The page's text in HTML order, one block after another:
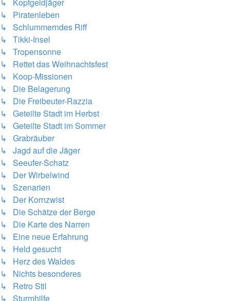
↳ Kopfgeldjäger
↳ Piratenleben
↳ Schlummerndes Riff
↳ Tikki-Insel
↳ Tropensonne
↳ Rettet das Weihnachtsfest
↳ Koop-Missionen
↳ Die Belagerung
↳ Die Freibeuter-Razzia
↳ Geteilte Stadt im Herbst
↳ Geteilte Stadt im Sommer
↳ Grabräuber
↳ Jagd auf die Jäger
↳ Seeufer-Schatz
↳ Der Wirbelwind
↳ Szenarien
↳ Der Kornzwist
↳ Die Schätze der Berge
↳ Die Karte des Narren
↳ Eine neue Erfahrung
↳ Held gesucht
↳ Herz des Waldes
↳ Nichts besonderes
↳ Retro Stil
↳ Sturmhilfe